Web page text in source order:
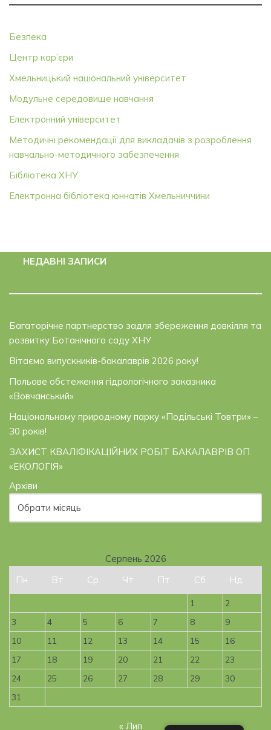
Безпека
Центр кар’єри
Хмельницький національний університет
Модульне середовище навчання
Електронний університет
Методичні рекомендації для викладачів з розроблення
навчально-методичного забезпечення
Бібліотека ХНУ
Електронна бібліотека юннатів Хмельниччини
НЕДАВНІ ЗАПИСИ
Багаторічне партнерство задля збереження довкілля та
розвитку Ботанічного саду ХНУ
Вітаємо випускників-бакалаврів 2026 року!
Польове обстеження гідрологічного заказника
«Вовчанський»
Національному природному парку «Подільські Товтри» –
30 років!
ЗАХИСТ КВАЛІФІКАЦІЙНИХ РОБІТ БАКАЛАВРІВ ОП
«ЕКОЛОГІЯ»
Архіви
Серпень 2026
Пн
Вт Ср Чт Пт Сб Нд
1
2
3
4 5 6 7 8
9
10
11 12 13 14 15
16
17
18 19 20 21 22
23
24
25 26 27 28 29
30
31
« Лип